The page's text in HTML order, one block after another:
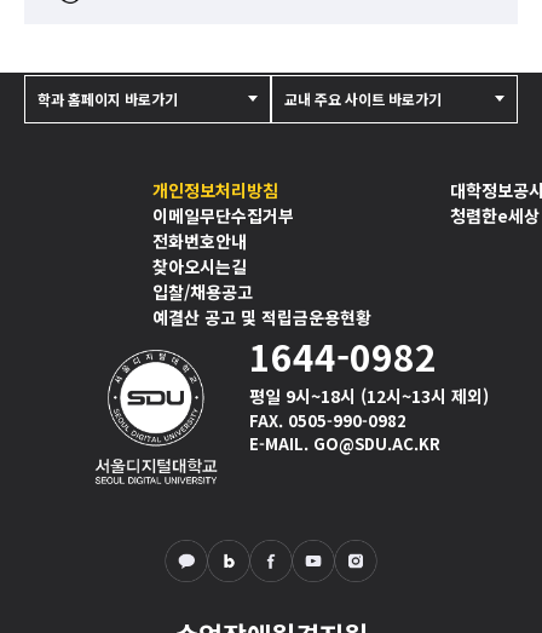
개인정보처리방침
이메일무단수집거부
전화번호안내
찾아오시는길
입찰/채용공고
예결산 공고 및 적립금운용현황
대학정보공
청렴한e세상
1644-0982
평일 9시~18시 (12시~13시 제외)
FAX. 0505-990-0982
E-MAIL. GO@SDU.AC.KR
학과 홈페이지 바로가기 교내 주요 사이트 바로가기